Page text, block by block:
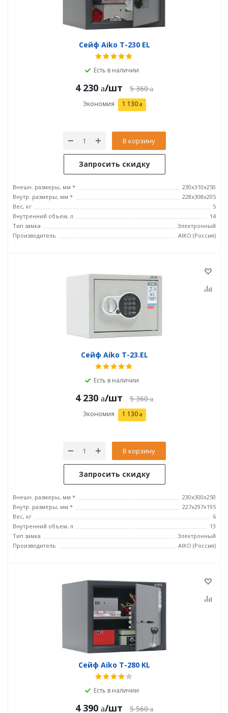
Сейф Aiko T-230 EL
Есть в наличии
4 230 /шт 5 360
Экономия 1 130
В корзину
Запросить скидку
Внешн. размеры, мм *
230x310x250
Внутр. размеры, мм *
228x308x205
Вес, кг
5
Внутренний объем, л
14
Тип замка
Электронный
Производитель
AIKO (Россия)
Сейф Aiko T-23.EL
Есть в наличии
4 230 /шт 5 360
Экономия 1 130
В корзину
Запросить скидку
Внешн. размеры, мм *
230x300x250
Внутр. размеры, мм *
227x297x195
Вес, кг
6
Внутренний объем, л
13
Тип замка
Электронный
Производитель
AIKO (Россия)
Сейф Aiko T-280 KL
Есть в наличии
4 390 /шт 5 560